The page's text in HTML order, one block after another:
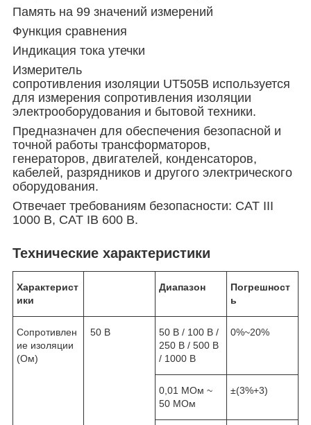
Память на 99 значений измерений
Функция сравнения
Индикация тока утечки
Измеритель
сопротивления изоляции UT505B используется
для измерения сопротивления изоляции
электрооборудования и бытовой техники.
Предназначен для обеспечения безопасной и
точной работы трансформаторов,
генераторов, двигателей, конденсаторов,
кабелей, разрядников и другого электрического
оборудования.
Отвечает требованиям безопасности: CAT III
1000 В, CAT IВ 600 В.
Технические характеристики
Характерист
ики
Диапазон
Погрешност
ь
Сопротивлен
ие изоляции
(Ом)
50 В
50 В / 100 В /
250 В / 500 В
/ 1000 В
0%~20%
0,01 МОм ~
50 МОм
±(3%+3)